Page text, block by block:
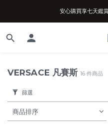
台南實體店面、兩
安心購買享七天鑑
VERSACE 凡賽斯16 件商品
篩選
商品排序